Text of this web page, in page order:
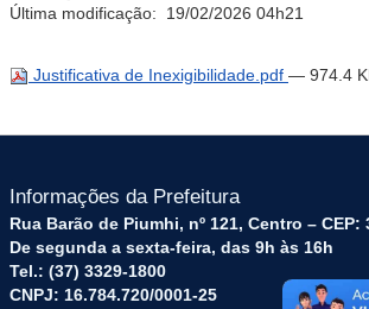
Última modificação: 19/02/2026 04h21
Justificativa de Inexigibilidade.pdf — 974.4
Informações da Prefeitura
Rua Barão de Piumhi, nº 121, Centro – CEP:
De segunda a sexta-feira, das 9h às 16h
Tel.: (37) 3329-1800
CNPJ: 16.784.720/0001-25